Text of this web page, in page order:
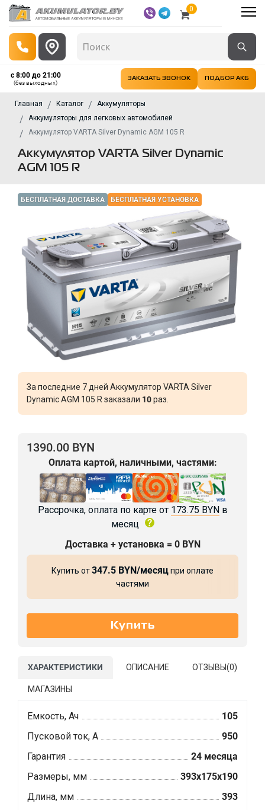
0
с 8:00 до 21:00
(без выходных)
ЗАКАЗАТЬ ЗВОНОК ПОДБОР АКБ
Главная Каталог
Аккумуляторы
Аккумуляторы для легковых автомобилей
Аккумулятор VARTA Silver Dynamic AGM 105 R
Аккумулятор VARTA Silver Dynamic
AGM 105 R
БЕСПЛАТНАЯ ДОСТАВКА БЕСПЛАТНАЯ УСТАНОВКА
За последние 7 дней Аккумулятор VARTA Silver
Dynamic AGM 105 R заказали 10раз.
1390.00 BYN
Оплата картой, наличными, частями:
Рассрочка, оплата по карте от 173.75 BYNв
месяц
Доставка + установка = 0 BYN
Купить от347.5 BYN/месяцпри оплате
частями
ХАРАКТЕРИСТИКИ ОПИСАНИЕ ОТЗЫВЫ(0)
МАГАЗИНЫ
Емкость, Ач
105
Пусковой ток, А
950
Гарантия
24 месяца
Размеры, мм
393x175x190
Длина, мм
393